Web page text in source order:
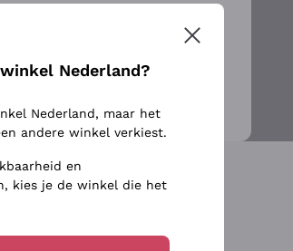
Chardonnay
Sauvignon
Nederland?
Nederland, maar het
andere winkel verkiest.
en
kies je de winkel die het